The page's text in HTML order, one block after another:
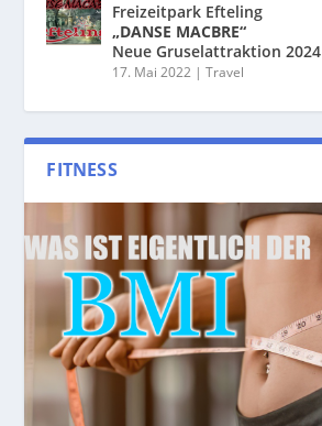
Freizeitpark Efteling
„DANSE MACBRE“
Neue Gruselattraktion 2024
17. Mai 2022 |Travel
FITNESS